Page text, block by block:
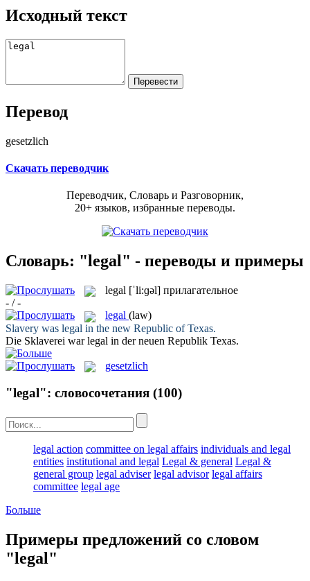
Исходный текст
Перевод
gesetzlich
Скачать переводчик
Переводчик, Словарь и Разговорник,
20+ языков, избранные переводы.
Словарь: "legal" - переводы и примеры
legal [ˈli:ɡəl] прилагательное
- / -
legal (law)
Slavery was legal in the new Republic of Texas.
Die Sklaverei warlegal in der neuen Republik Texas.
gesetzlich
"legal": словосочетания (100)
legal action committee on legal affairs individuals and legal
entities institutional and legal Legal & general Legal &
general group legal adviser legal advisor legal affairs
committee legal age
Больше
Примеры предложений со словом
"legal"